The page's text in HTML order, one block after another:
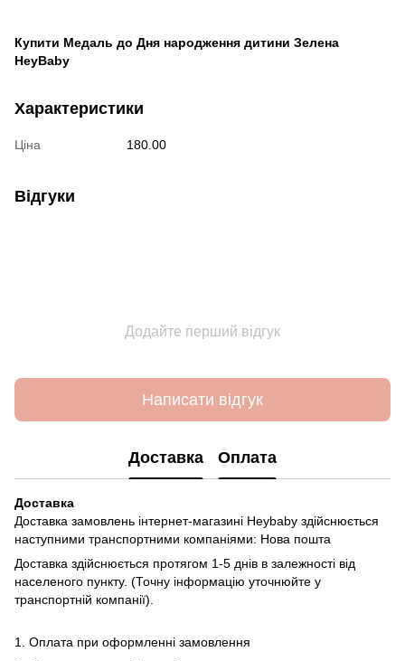
Купити Медаль до Дня народження дитини Зелена
HeyBaby
Характеристики
Ціна 180.00
Відгуки
Додайте перший відгук
Написати відгук
Доставка Оплата
Доставка
Доставка замовлень інтернет-магазині Heybaby здійснюється
наступними транспортними компаніями: Нова пошта
Доставка здійснюється протягом 1-5 днів в залежності від
населеного пункту. (Точну інформацію уточнюйте у
транспортній компанії).
1. Оплата при оформленні замовлення